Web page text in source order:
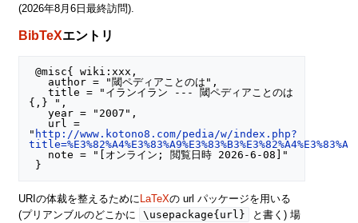
(2026年8月6日最終訪問).
BibTeXエントリ
@misc{ wiki:xxx,
   title = "イランイラン --- 閾ペディアことのは
{,} ",
   year = "2007",
" http://www.kotono8.com/pedia/w/index.php?
URIの体裁を整えるために LaTeXの url パッケージを用いる
(プリアンブルのどこかに
\usepackage{url}
と書く) 場